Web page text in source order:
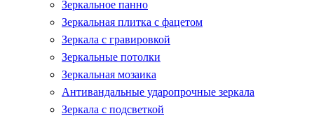
Зеркальное панно
Зеркальная плитка с фацетом
Зеркала с гравировкой
Зеркальные потолки
Зеркальная мозаика
Антивандальные ударопрочные зеркала
Зеркала с подсветкой